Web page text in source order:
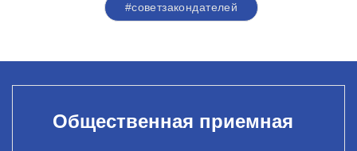
#советзакондателей
Общественная приемная